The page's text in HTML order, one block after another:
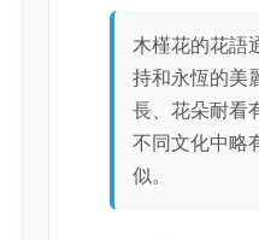
木槿花的花語
持和永恆的美
長、花朵耐看
不同文化中略
似。